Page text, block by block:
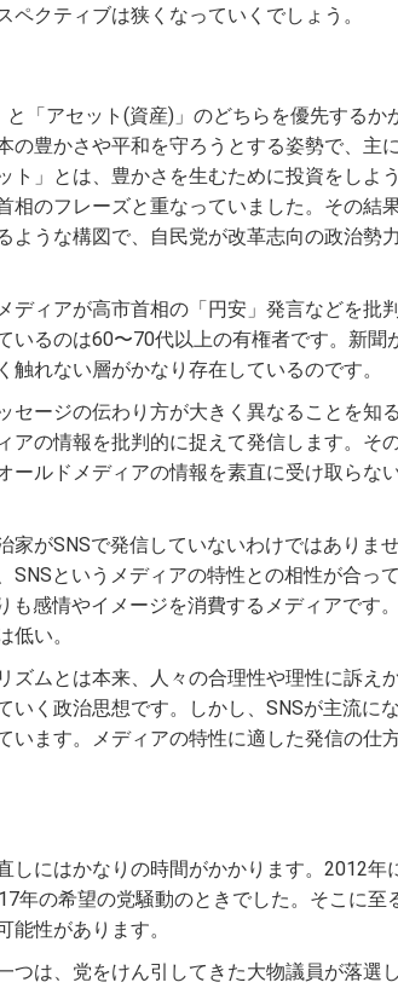
クティブは狭くなっていくでしょう。
「アセット(資産)」のどちらを優先するか
の豊かさや平和を守ろうとする姿勢で、主
ト」とは、豊かさを生むために投資をしよ
相のフレーズと重なっていました。その結
ような構図で、自民党が改革志向の政治勢
ディアが高市首相の「円安」発言などを批
いるのは60〜70代以上の有権者です。新聞
れない層がかなり存在しているのです。
セージの伝わり方が大きく異なることを知
アの情報を批判的に捉えて発信します。そ
ールドメディアの情報を素直に受け取らな
家がSNSで発信していないわけではありま
SNSというメディアの特性との相性が合っ
も感情やイメージを消費するメディアです
い。
ズムとは本来、人々の合理性や理性に訴え
いく政治思想です。しかし、SNSが主流に
います。メディアの特性に適した発信の仕
しにはかなりの時間がかかります。2012年
年の希望の党騒動のときでした。そこに至
性があります。
つは、党をけん引してきた大物議員が落選